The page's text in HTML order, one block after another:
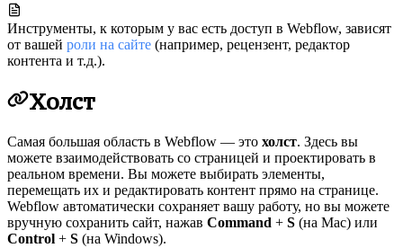
Инструменты, к которым у вас есть доступ в Webflow, зависят
от вашей роли на сайте (например, рецензент, редактор
контента и т.д.).
Холст
Самая большая область в Webflow — это холст. Здесь вы
можете взаимодействовать со страницей и проектировать в
реальном времени. Вы можете выбирать элементы,
перемещать их и редактировать контент прямо на странице.
Webflow автоматически сохраняет вашу работу, но вы можете
вручную сохранить сайт, нажав Command + S (на Mac) или
Control + S (на Windows).